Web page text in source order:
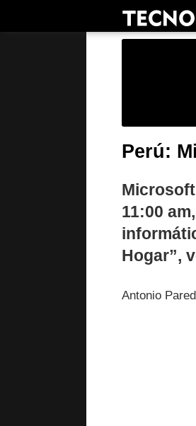
Perú:
11:00
Hogar”,
Antonio